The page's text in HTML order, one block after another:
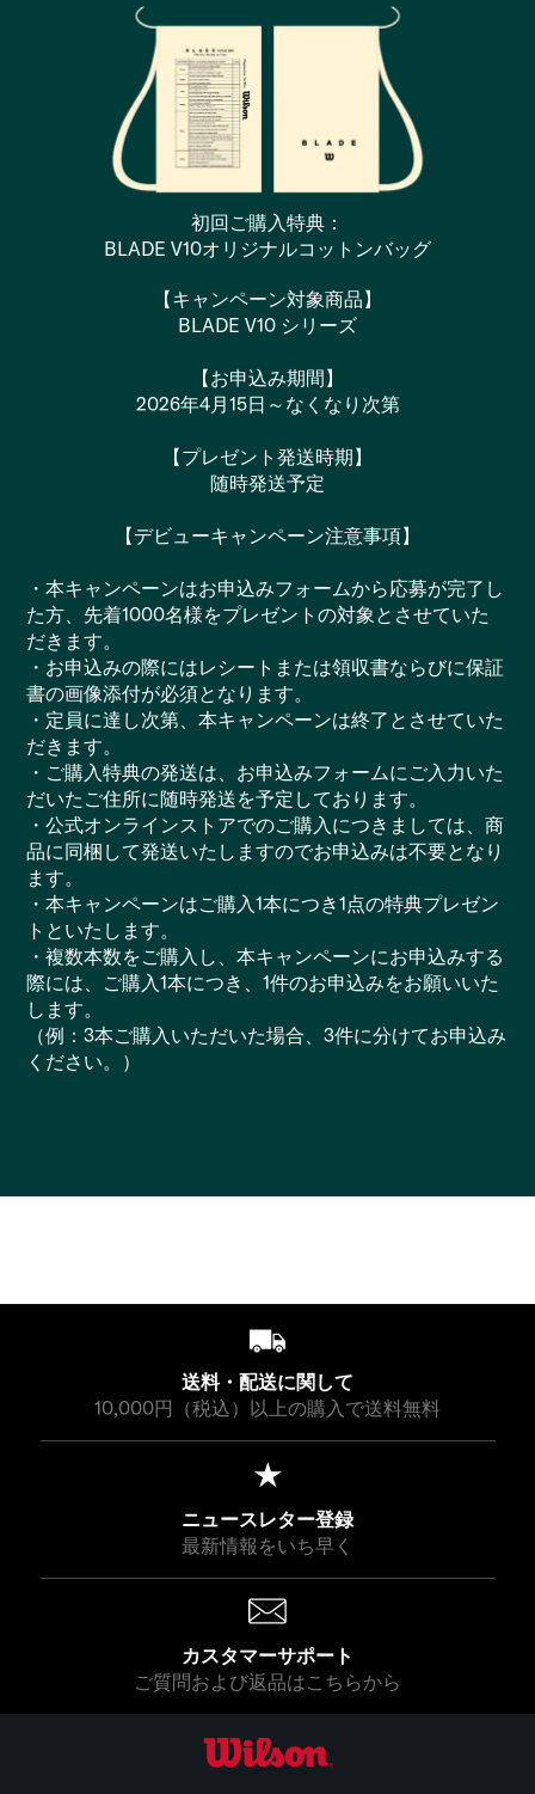
初回ご購入特典：
BLADE V10オリジナルコットンバッグ
【キャンペーン対象商品】
BLADE V10 シリーズ
【お申込み期間】
2026年4月15日～なくなり次第
【プレゼント発送時期】
随時発送予定
【デビューキャンペーン注意事項】
・本キャンペーンはお申込みフォームから応募が完了し
た方、先着1000名様をプレゼントの対象とさせていた
だきます。
・お申込みの際にはレシートまたは領収書ならびに保証
書の画像添付が必須となります。
・定員に達し次第、本キャンペーンは終了とさせていた
だきます。
・ご購入特典の発送は、お申込みフォームにご入力いた
だいたご住所に随時発送を予定しております。
・公式オンラインストアでのご購入につきましては、商
品に同梱して発送いたしますのでお申込みは不要となり
ます。
・本キャンペーンはご購入1本につき1点の特典プレゼン
トといたします。
・複数本数をご購入し、本キャンペーンにお申込みする
際には、ご購入1本につき、1件のお申込みをお願いいた
します。
（例：3本ご購入いただいた場合、3件に分けてお申込み
ください。）
送料・配送に関して
10,000円（税込）以上の購入で送料無料
ニュースレター登録
最新情報をいち早く
カスタマーサポート
ご質問および返品はこちらから